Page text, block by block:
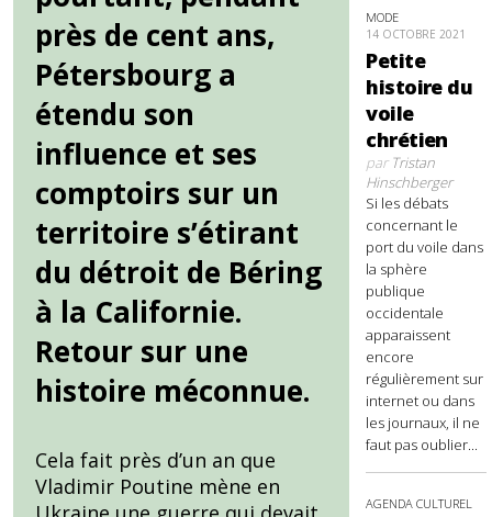
près de cent ans,
Pétersbourg a
étendu son
influence et ses
comptoirs sur un
territoire s’étirant
du détroit de Béring
à la Californie.
Retour sur une
histoire méconnue.
Cela fait près d’un an que
Vladimir Poutine mène en
MODE
14 OCTOBRE 2021
Petite
histoire du
voile
chrétien
parTristan
Hinschberger
Si les débats
concernant le
port du voile dans
la sphère
publique
occidentale
apparaissent
encore
régulièrement sur
internet ou dans
les journaux, il ne
faut pas oublier...
AGENDA CULTUREL